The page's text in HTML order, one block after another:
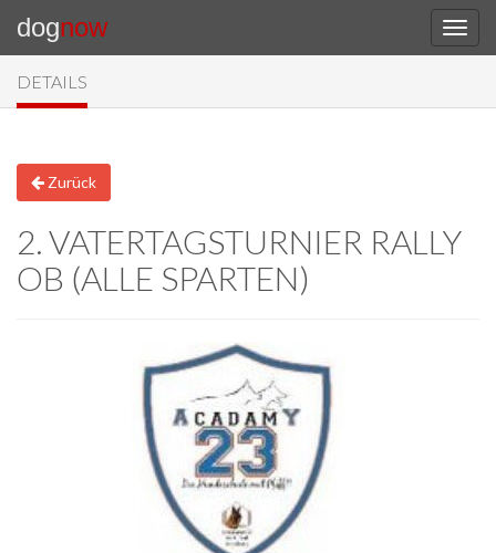
dognow
DETAILS
Zurück
2. VATERTAGSTURNIER RALLY
OB (ALLE SPARTEN)